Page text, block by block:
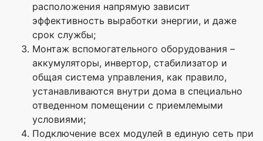
расположения напрямую зависит
эффективность выработки энергии, и даже
срок службы;
Монтаж вспомогательного оборудования –
аккумуляторы, инвертор, стабилизатор и
общая система управления, как правило,
устанавливаются внутри дома в специально
отведенном помещении с приемлемыми
условиями;
Подключение всех модулей в единую сеть при